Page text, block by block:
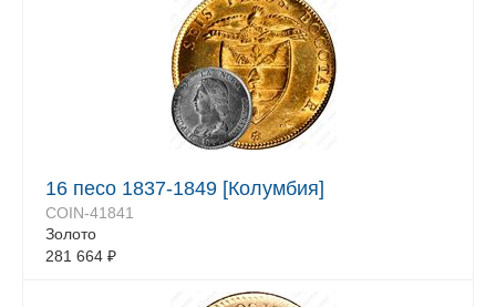
16 песо 1837-1849 [Колумбия]
COIN-41841
Золото
281 664 ₽